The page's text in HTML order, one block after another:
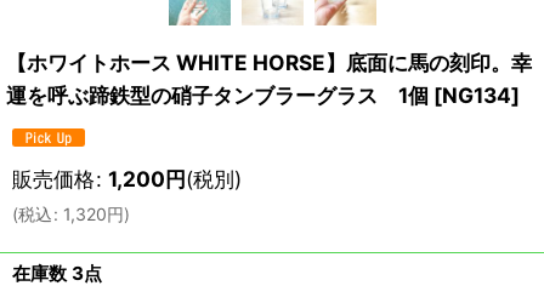
【ホワイトホース WHITE HORSE】底面に馬の刻印。幸
運を呼ぶ蹄鉄型の硝子タンブラーグラス 1個 [NG134]
販売価格: 1,200円(税別)
(税込: 1,320円)
在庫数 3点